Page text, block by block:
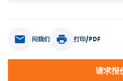
问我们 打印/PDF
请求报